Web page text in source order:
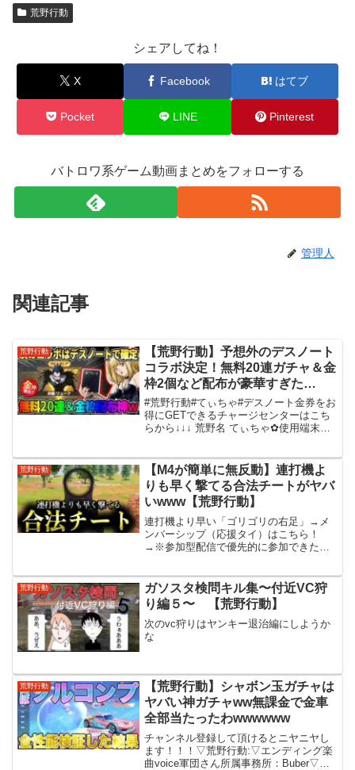
荒野行動
シェアしてね！
X Facebook はてブ
Pocket LINE Pinterest
バトロワ系ゲーム動画まとめをフォローする
管理人
関連記事
荒野行動
【荒野行動】予想外のデスノート
コラボ決定！無料20連ガチャ＆金
枠2個など配布が豪華すぎた
wwww 【荒野の光】
#荒野行動#てぃちゃ#デスノート金券をお
得にGETできるチャージセンターはこち
らから↓↓↓ 荒野名 てぃちゃ✿使用端末
こちらから👇登録された方...
荒野行動
【M4が簡単に無反動】連打機よ
りも早く撃てる合法チートがヤバ
いwww【荒野行動】
連打機より早い「ゴリゴリの右足」→メ
ンバーシップ（応援タイ）はこちら！
→※参加型配信で優先的に参加できた
画質設定【最新のお得情報が手に入る】
公式ディスコード【お得】最大...
荒野行動
ガソスタ検問キル集〜付近VC狩
り編５〜 【荒野行動】
次のvc狩りはヤンキー退治編にしようか
な
荒野行動
【荒野行動】シャボン玉ガチャは
ヤバい神ガチャww無課金で金車
全部当たったわwwwwww
チャンネル登録して頂けるとニヤニヤし
ます！！！▽荒野行動:▽エンディング楽
曲voice軍団さん所属事務所：Buber▽お